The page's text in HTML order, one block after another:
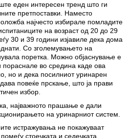
еден интересен тренд што ги
претпоставки. Наместо
најчесто избирале помладите
на возраст од 20 до 29
30 и 39 години изјавиле дека дома
Со зголемувањето на
поретка. Можно објаснување е
во средина каде ова
но и дека посилниот уринарен
повеќе прскање, што ја прави
избор.
најважното прашање е дали
на уринарниот систем.
истражувања не покажуваат
стоечката и седечката